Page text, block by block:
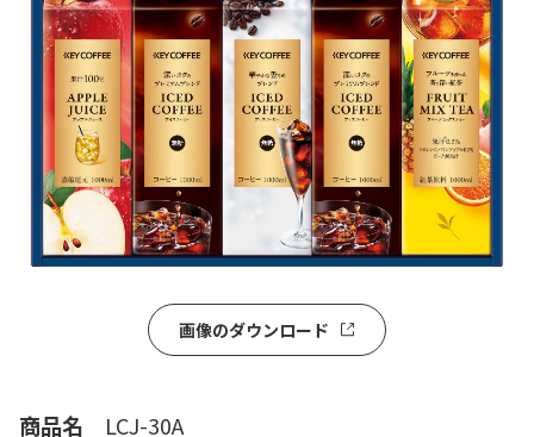
画像のダウンロード
商品名 LCJ-30A